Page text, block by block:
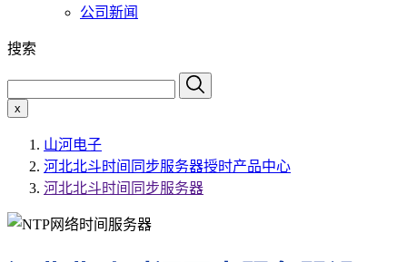
公司新闻
搜索
x
山河电子
河北北斗时间同步服务器授时产品中心
河北北斗时间同步服务器